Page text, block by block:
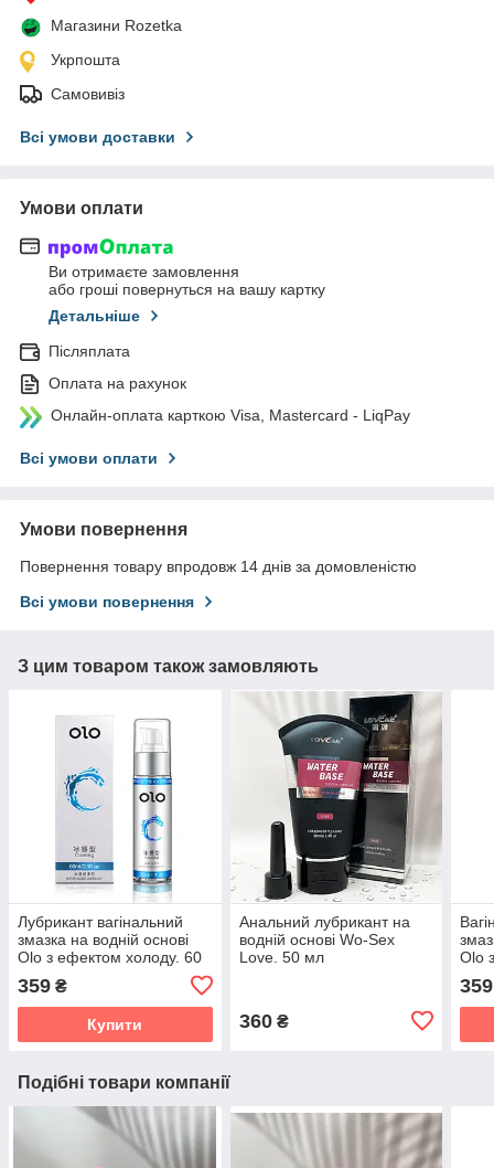
Магазини Rozetka
Укрпошта
Самовивіз
Всі умови доставки
Умови оплати
Ви отримаєте замовлення
або гроші повернуться на вашу картку
Детальніше
Післяплата
Оплата на рахунок
Онлайн-оплата карткою Visa, Mastercard - LiqPay
Всі умови оплати
Умови повернення
Повернення товару впродовж 14 днів за домовленістю
Всі умови повернення
З цим товаром також замовляють
Лубрикант вагінальний
змазка на водній основі
Olo з ефектом холоду. 60
359 ₴
Купити
Анальний лубрикант на
водній основі Wo-Sex
Love. 50 мл
360₴
Olo
359
Подібні товари компанії